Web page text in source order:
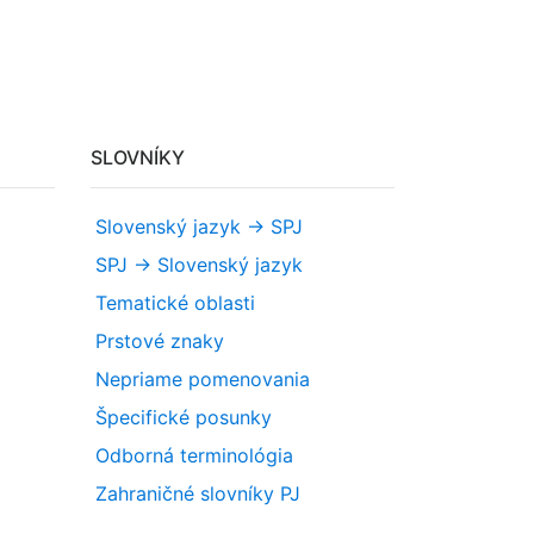
SLOVNÍKY
Slovenský jazyk -> SPJ
SPJ -> Slovenský jazyk
Tematické oblasti
Prstové znaky
Nepriame pomenovania
Špecifické posunky
Odborná terminológia
Zahraničné slovníky PJ